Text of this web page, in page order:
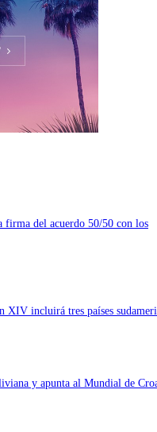
firma del acuerdo 50/50 con los
XIV incluirá tres países
y apunta al Mundial de